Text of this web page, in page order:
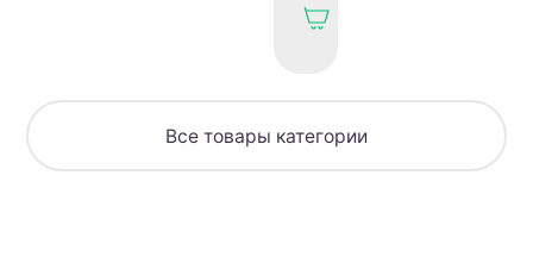
технология
+
чертежи
Все товары категории